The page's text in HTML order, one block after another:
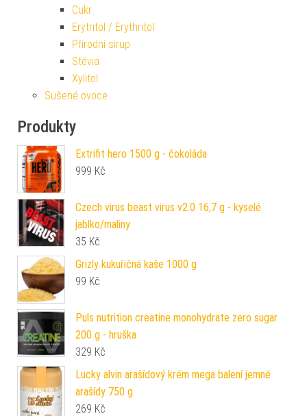
Cukr
Erytritol / Erythritol
Přírodní sirup
Stévia
Xylitol
Sušené ovoce
Produkty
Extrifit hero 1500 g - čokoláda
999 Kč
Czech virus beast virus v2.0 16,7 g - kyselé
jablko/maliny
35 Kč
Grizly kukuřičná kaše 1000 g
99 Kč
Puls nutrition creatine monohydrate zero sugar
200 g - hruška
329 Kč
Lucky alvin arašídový krém mega balení jemné
arašídy 750 g
269 Kč